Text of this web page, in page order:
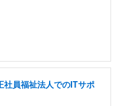
社員福祉法人でのITサポ